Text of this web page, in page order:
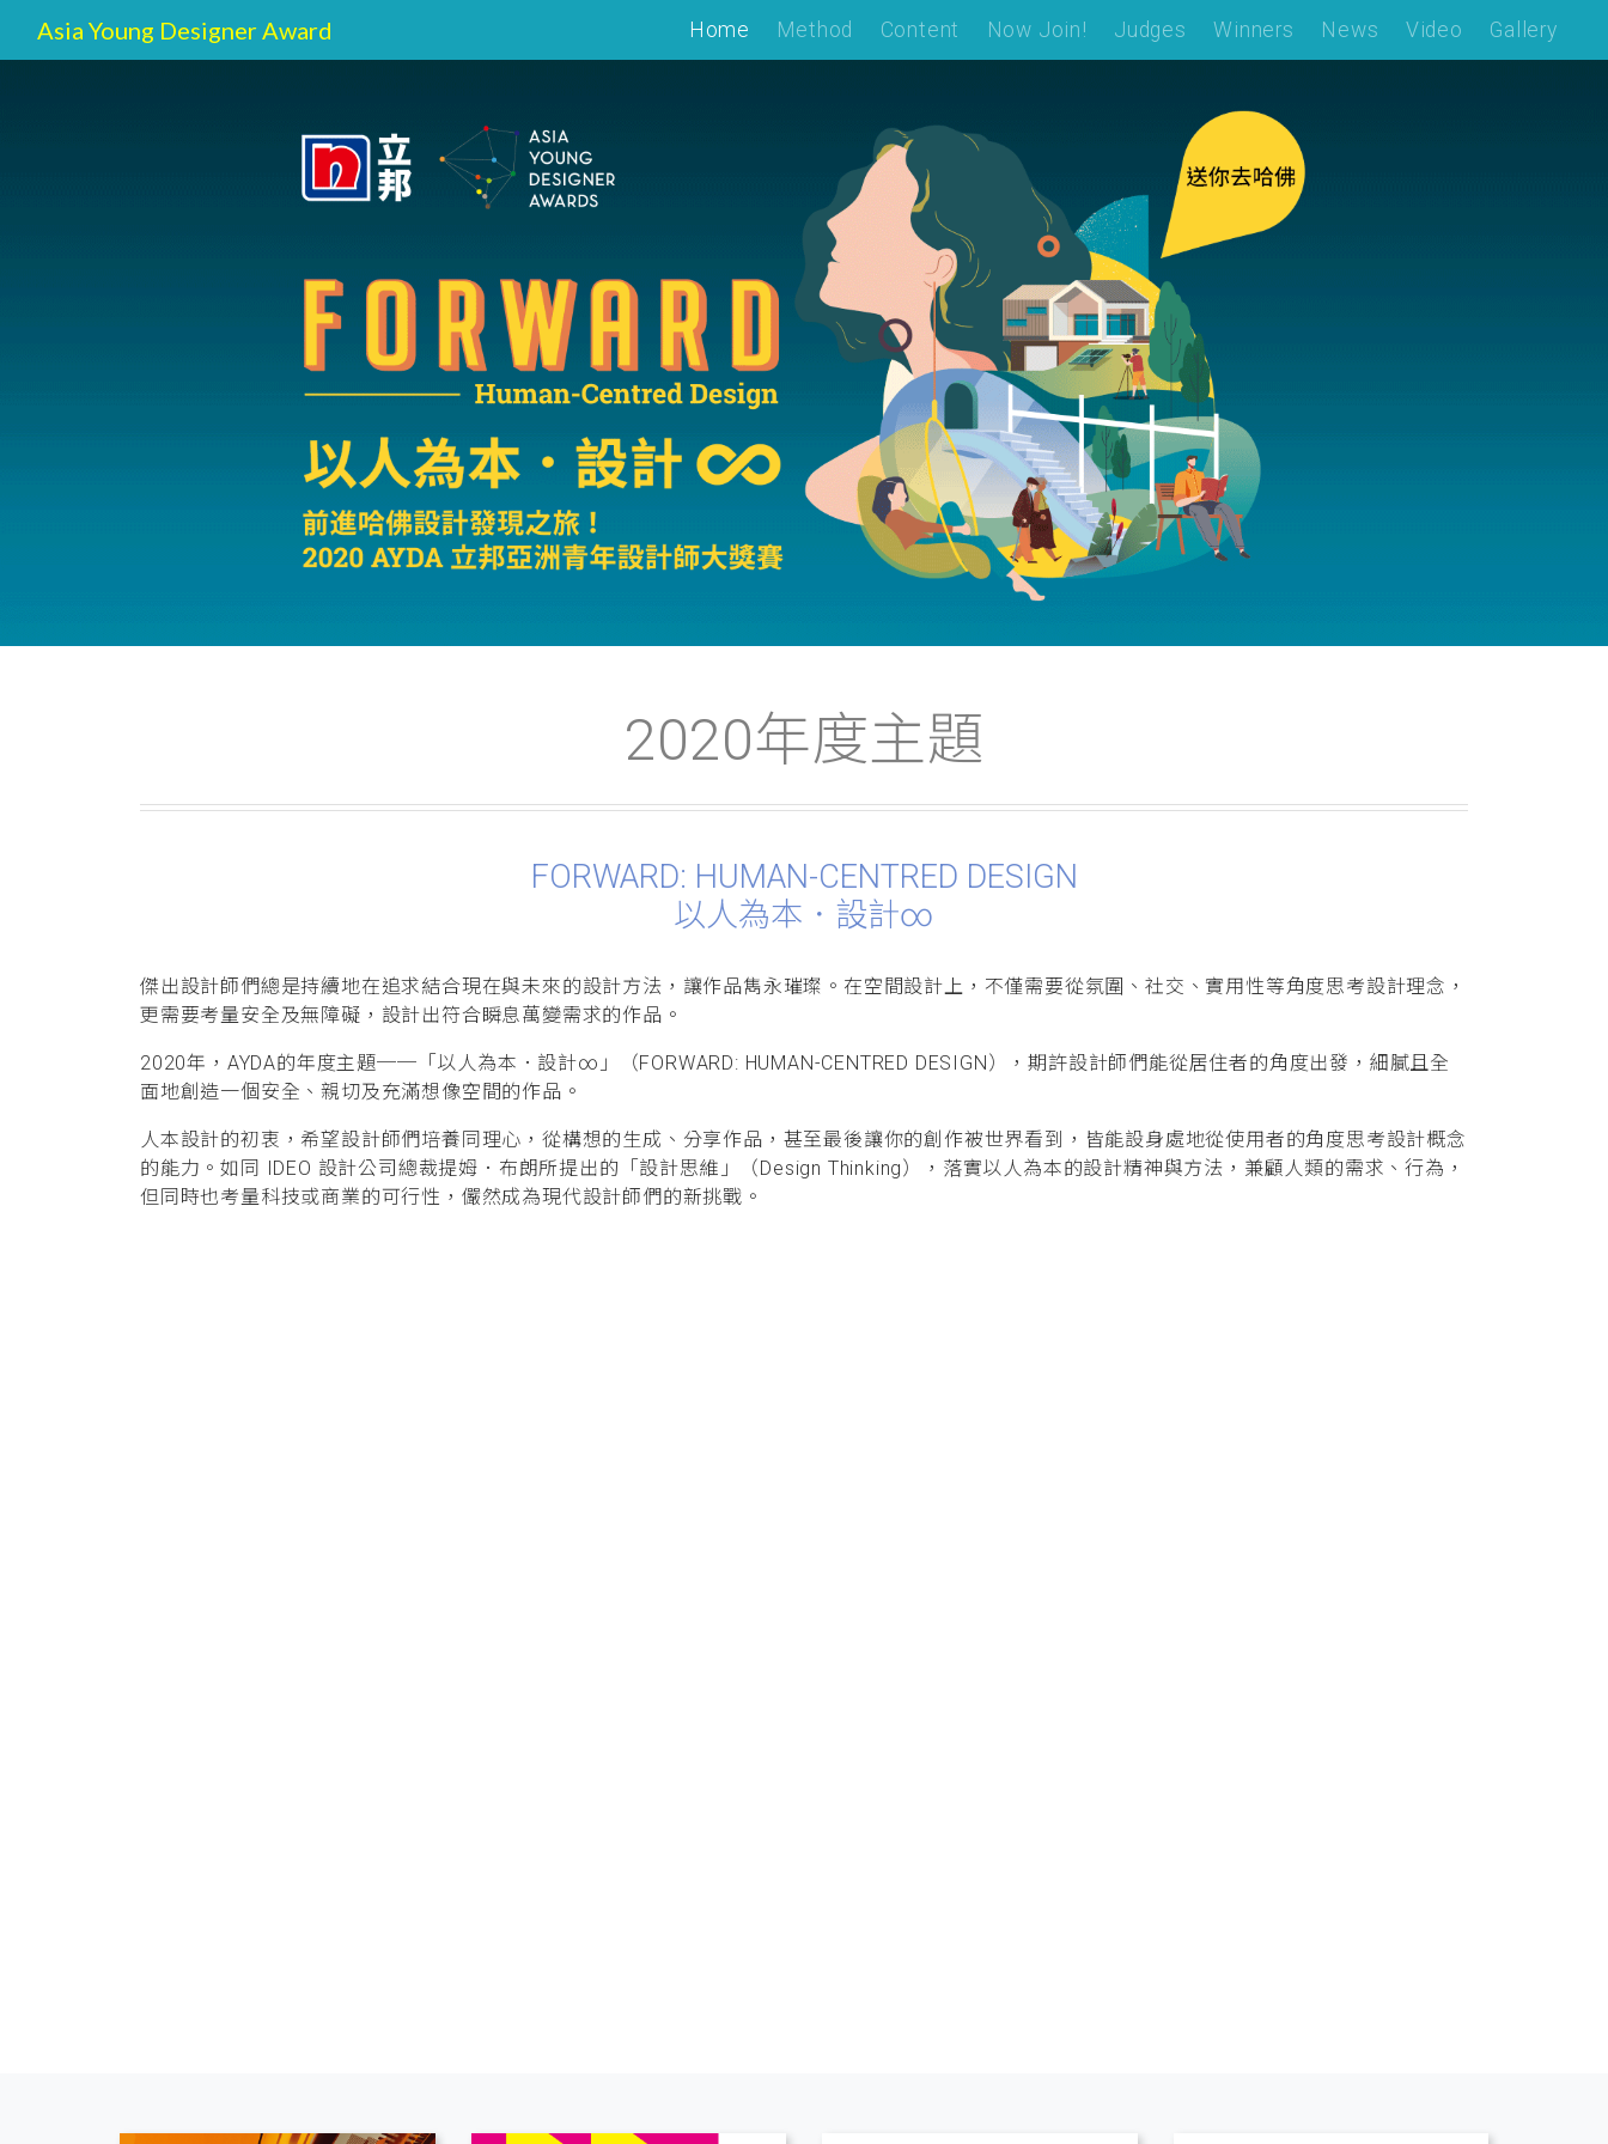
Asia Young Designer Award Home Method Content Now Join! Judges Winners News Video Gallery
2020年度主題
FORWARD: HUMAN-CENTRED DESIGN
以人為本．設計∞
傑出設計師們總是持續地在追求結合現在與未來的設計方法，讓作品雋永璀璨。在空間設計上，不僅需要從氛圍、社交、實用性等角度思考設計理念，
更需要考量安全及無障礙，設計出符合瞬息萬變需求的作品。
2020年，AYDA的年度主題──「以人為本．設計∞」（FORWARD: HUMAN-CENTRED DESIGN），期許設計師們能從居住者的角度出發，細膩且全
面地創造一個安全、親切及充滿想像空間的作品。
人本設計的初衷，希望設計師們培養同理心，從構想的生成、分享作品，甚至最後讓你的創作被世界看到，皆能設身處地從使用者的角度思考設計概念
的能力。如同 IDEO 設計公司總裁提姆．布朗所提出的「設計思維」（Design Thinking），落實以人為本的設計精神與方法，兼顧人類的需求、行為，
但同時也考量科技或商業的可行性，儼然成為現代設計師們的新挑戰。